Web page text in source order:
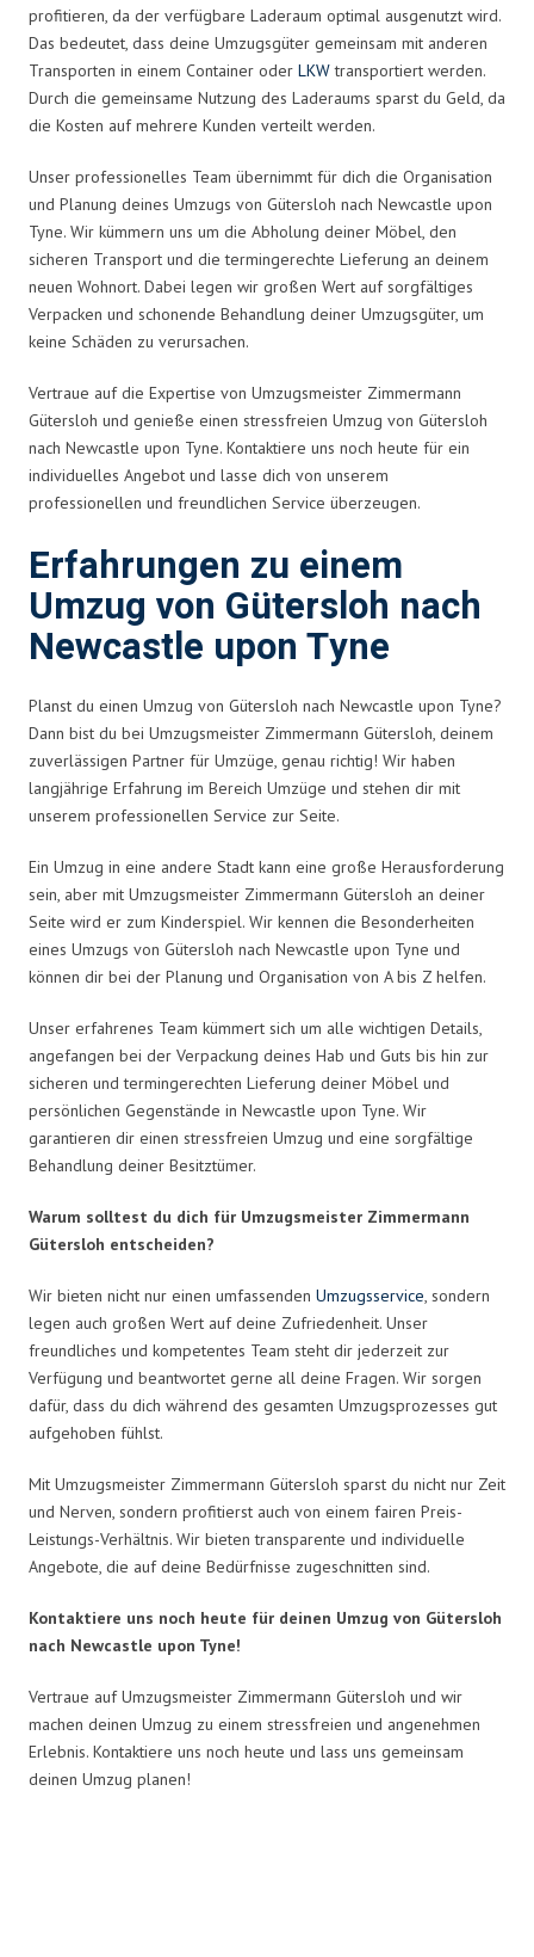
profitieren, da der verfügbare Laderaum optimal ausgenutzt wird.
Das bedeutet, dass deine Umzugsgüter gemeinsam mit anderen
Transporten in einem Container oder LKWtransportiert werden.
Durch die gemeinsame Nutzung des Laderaums sparst du Geld, da
die Kosten auf mehrere Kunden verteilt werden.
Unser professionelles Team übernimmt für dich die Organisation
und Planung deines Umzugs von Gütersloh nach Newcastle upon
Tyne. Wir kümmern uns um die Abholung deiner Möbel, den
sicheren Transport und die termingerechte Lieferung an deinem
neuen Wohnort. Dabei legen wir großen Wert auf sorgfältiges
Verpacken und schonende Behandlung deiner Umzugsgüter, um
keine Schäden zu verursachen.
Vertraue auf die Expertise von Umzugsmeister Zimmermann
Gütersloh und genieße einen stressfreien Umzug von Gütersloh
nach Newcastle upon Tyne. Kontaktiere uns noch heute für ein
individuelles Angebot und lasse dich von unserem
professionellen und freundlichen Service überzeugen.
Erfahrungen zu einem
Umzug von Gütersloh nach
Newcastle upon Tyne
Planst du einen Umzug von Gütersloh nach Newcastle upon Tyne?
Dann bist du bei Umzugsmeister Zimmermann Gütersloh, deinem
zuverlässigen Partner für Umzüge, genau richtig! Wir haben
langjährige Erfahrung im Bereich Umzüge und stehen dir mit
unserem professionellen Service zur Seite.
Ein Umzug in eine andere Stadt kann eine große Herausforderung
sein, aber mit Umzugsmeister Zimmermann Gütersloh an deiner
Seite wird er zum Kinderspiel. Wir kennen die Besonderheiten
eines Umzugs von Gütersloh nach Newcastle upon Tyne und
können dir bei der Planung und Organisation von A bis Z helfen.
Unser erfahrenes Team kümmert sich um alle wichtigen Details,
angefangen bei der Verpackung deines Hab und Guts bis hin zur
sicheren und termingerechten Lieferung deiner Möbel und
persönlichen Gegenstände in Newcastle upon Tyne. Wir
garantieren dir einen stressfreien Umzug und eine sorgfältige
Behandlung deiner Besitztümer.
Warum solltest du dich für Umzugsmeister Zimmermann
Gütersloh entscheiden?
Wir bieten nicht nur einen umfassenden Umzugsservice, sondern
legen auch großen Wert auf deine Zufriedenheit. Unser
freundliches und kompetentes Team steht dir jederzeit zur
Verfügung und beantwortet gerne all deine Fragen. Wir sorgen
dafür, dass du dich während des gesamten Umzugsprozesses gut
aufgehoben fühlst.
Mit Umzugsmeister Zimmermann Gütersloh sparst du nicht nur Zeit
und Nerven, sondern profitierst auch von einem fairen Preis-
Leistungs-Verhältnis. Wir bieten transparente und individuelle
Angebote, die auf deine Bedürfnisse zugeschnitten sind.
Kontaktiere uns noch heute für deinen Umzug von Gütersloh
nach Newcastle upon Tyne!
Vertraue auf Umzugsmeister Zimmermann Gütersloh und wir
machen deinen Umzug zu einem stressfreien und angenehmen
Erlebnis. Kontaktiere uns noch heute und lass uns gemeinsam
deinen Umzug planen!